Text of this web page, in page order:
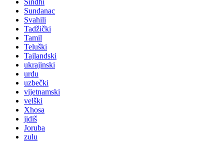
Sindhi
Sundanac
Svahili
Tadžički
Tamil
Teluški
Tajlandski
ukrajinski
urdu
uzbečki
vijetnamski
velški
Xhosa
jidiš
Joruba
zulu